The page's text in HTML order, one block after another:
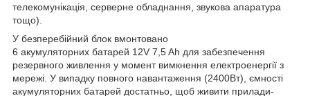
телекомунікація, серверне обладнання, звукова апаратура
тощо).
У безперебійний блок вмонтовано
6 акумуляторних батарей 12V 7,5 Ah для забезпечення
резервного живлення у момент вимкнення електроенергії з
мережі. У випадку повного навантаження (2400Вт), ємності
акумуляторних батарей достатньо, щоб живити прилади-